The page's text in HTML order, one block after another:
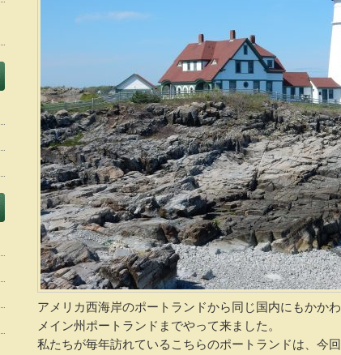
アメリカ西海岸のポートランドから同じ国内にもかか
メイン州ポートランドまでやって来ました。
私たちが毎年訪れているこちらのポートランドは、今